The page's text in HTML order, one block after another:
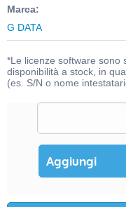
Marca:
G DATA
*Le licenze software sono
disponibilità a stock, in
(es. S/N o nome